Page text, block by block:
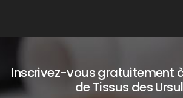
Inscrivez-vous gratuitement
de Tissus des